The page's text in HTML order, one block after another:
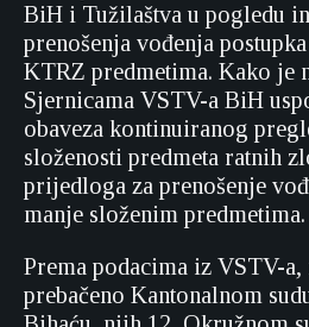
BiH i Tužilaštva u pogledu
prenošenja vođenja
KTRZ predmetima. Kako je
Sjernicama VSTV-a BiH
obaveza kontinuiranog
složenosti predmeta ratnih
prijedloga za prenošenje
manje složenim predmetima.
Prema podacima iz VSTV-
prebačeno Kantonalnom